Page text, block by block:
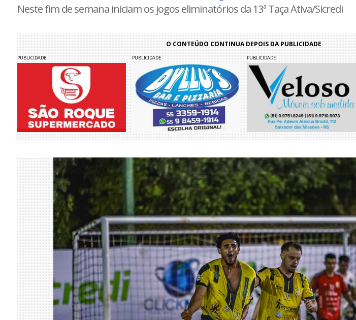
Neste fim de semana iniciam os jogos eliminatórios da 13ª Taça Ativa/Sicredi
O CONTEÚDO CONTINUA DEPOIS DA PUBLICIDADE
PUBLICIDADE PUBLICIDADE PUBLICIDADE